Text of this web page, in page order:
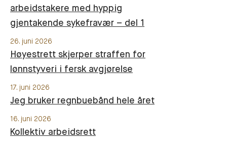
arbeidstakere med hyppig
gjentakende sykefravær – del 1
26. juni 2026
Høyestrett skjerper straffen for
lønnstyveri i fersk avgjørelse
17. juni 2026
Jeg bruker regnbuebånd hele året
16. juni 2026
Kollektiv arbeidsrett